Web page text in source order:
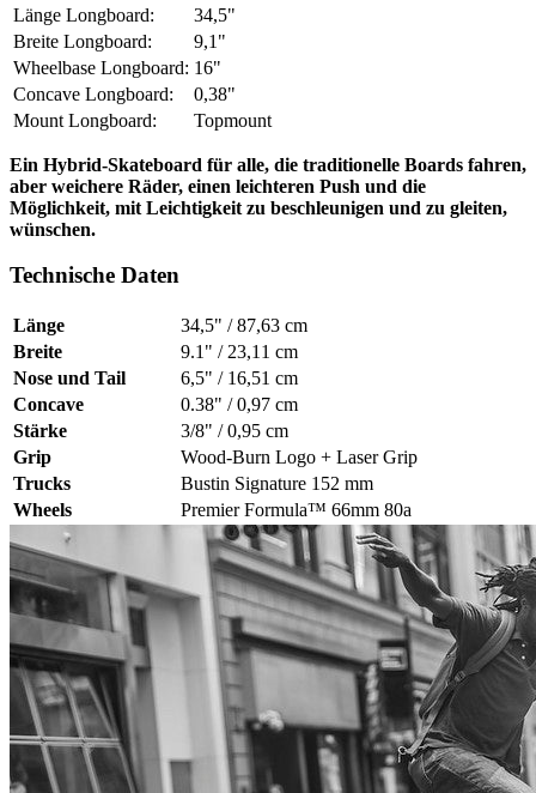
Länge Longboard:
34,5"
Breite Longboard:
9,1"
Wheelbase Longboard: 16"
Concave Longboard:
0,38"
Mount Longboard:
Topmount
Ein Hybrid-Skateboard für alle, die traditionelle Boards fahren,
aber weichere Räder, einen leichteren Push und die
Möglichkeit, mit Leichtigkeit zu beschleunigen und zu gleiten,
wünschen.
Technische Daten
Länge
34,5" / 87,63 cm
Breite
9.1" / 23,11 cm
Nose und Tail
6,5" / 16,51 cm
Concave
0.38" / 0,97 cm
Stärke
3/8" / 0,95 cm
Grip
Wood-Burn Logo + Laser Grip
Trucks
Bustin Signature 152 mm
Wheels
Premier Formula™ 66mm 80a